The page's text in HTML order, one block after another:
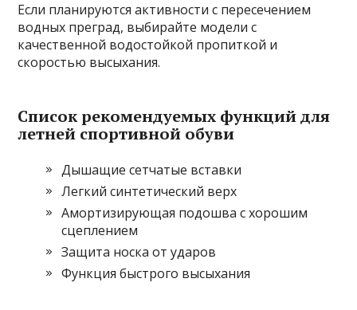
Если планируются активности с пересечением
водных преград, выбирайте модели с
качественной водостойкой пропиткой и
скоростью высыхания.
Список рекомендуемых функций для
летней спортивной обуви
Дышащие сетчатые вставки
Легкий синтетический верх
Амортизирующая подошва с хорошим
сцеплением
Защита носка от ударов
Функция быстрого высыхания